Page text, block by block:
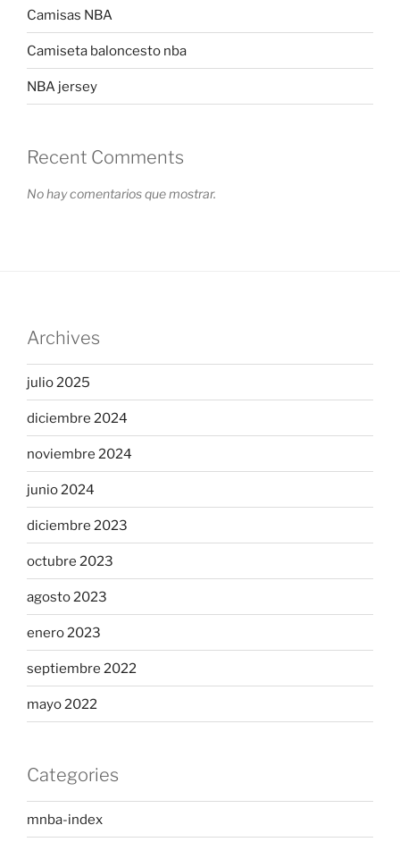
Camisas NBA
Camiseta baloncesto nba
NBA jersey
Recent Comments
No hay comentarios que mostrar.
Archives
julio 2025
diciembre 2024
noviembre 2024
junio 2024
diciembre 2023
octubre 2023
agosto 2023
enero 2023
septiembre 2022
mayo 2022
Categories
mnba-index